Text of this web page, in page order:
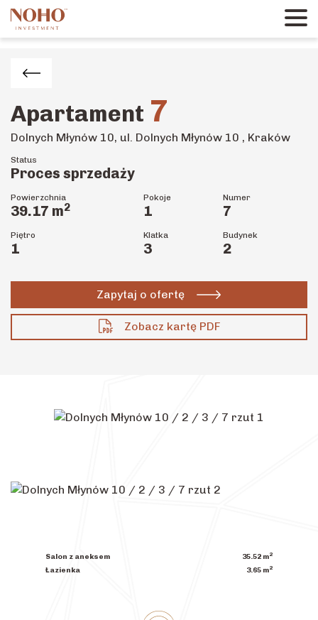
Apartament 7
Dolnych Młynów 10, ul. Dolnych Młynów 10 , Kraków
Status
Proces sprzedaży
Powierzchnia
39.17 m2
Pokoje
1
Numer
7
Piętro
1
Klatka
3
Budynek
2
Zapytaj o ofertę
Zobacz kartę PDF
Salon z aneksem 35.52 m2
Łazienka 3.65 m2